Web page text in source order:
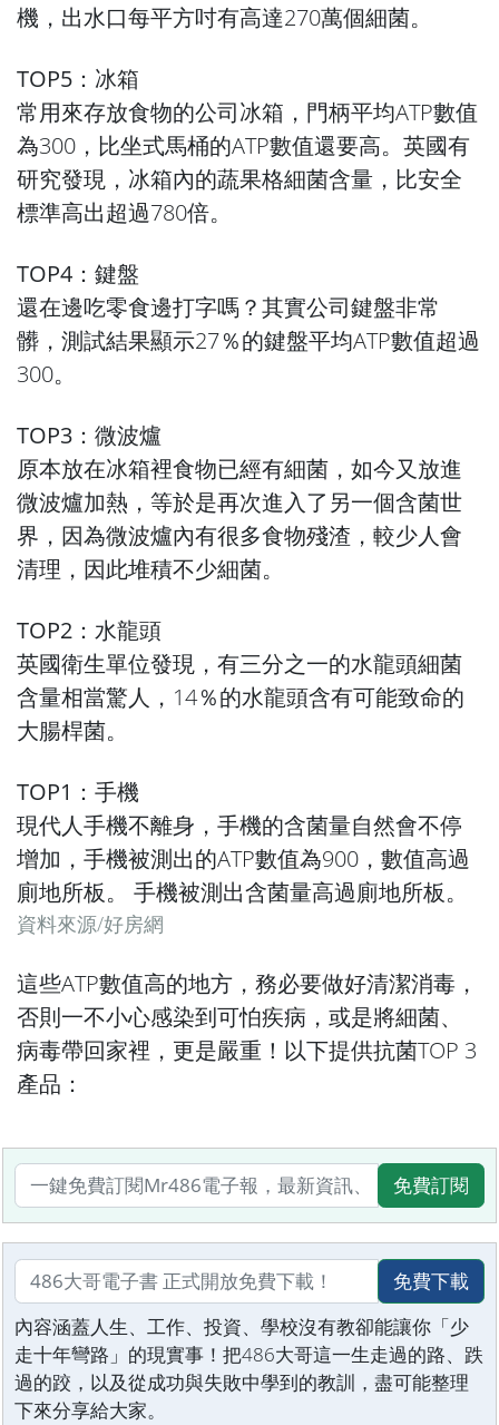
機，出水口每平方吋有高達270萬個細菌。
TOP5：冰箱
常用來存放食物的公司冰箱，門柄平均ATP數值
為300，比坐式馬桶的ATP數值還要高。英國有
研究發現，冰箱內的蔬果格細菌含量，比安全
標準高出超過780倍。
TOP4：鍵盤
還在邊吃零食邊打字嗎？其實公司鍵盤非常
髒，測試結果顯示27％的鍵盤平均ATP數值超過
300。
TOP3：微波爐
原本放在冰箱裡食物已經有細菌，如今又放進
微波爐加熱，等於是再次進入了另一個含菌世
界，因為微波爐內有很多食物殘渣，較少人會
清理，因此堆積不少細菌。
TOP2：水龍頭
英國衛生單位發現，有三分之一的水龍頭細菌
含量相當驚人，14％的水龍頭含有可能致命的
大腸桿菌。
TOP1：手機
現代人手機不離身，手機的含菌量自然會不停
增加，手機被測出的ATP數值為900，數值高過
廁地所板。 手機被測出含菌量高過廁地所板。
資料來源/好房網
這些ATP數值高的地方，務必要做好清潔消毒，
否則一不小心感染到可怕疾病，或是將細菌、
病毒帶回家裡，更是嚴重！以下提供抗菌TOP 3
產品：
免費訂閱
免費下載
內容涵蓋人生、工作、投資、學校沒有教卻能讓你「少
走十年彎路」的現實事！把486大哥這一生走過的路、跌
過的跤，以及從成功與失敗中學到的教訓，盡可能整理
下來分享給大家。